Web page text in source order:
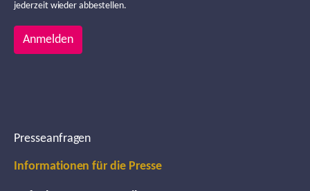
jederzeit wieder abbestellen.
Anmelden
Presseanfragen
Informationen für die Presse